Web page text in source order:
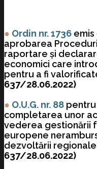
● Ordin nr. 1736 emis
aprobarea
raportare şi
economici care
pentru a fi
637/28.06.2022)
● O.U.G. nr. 88
completarea unor
vederea gestionării
europene
dezvoltării regionale
637/28.06.2022)